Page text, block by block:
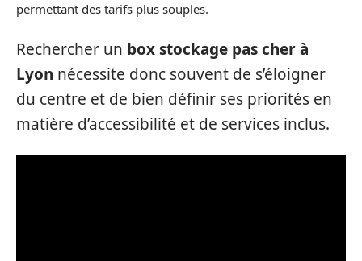
permettant des tarifs plus souples.
Rechercher un box stockage pas cher à
Lyon nécessite donc souvent de s’éloigner
du centre et de bien définir ses priorités en
matière d’accessibilité et de services inclus.